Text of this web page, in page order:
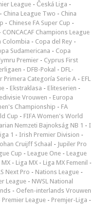
League - Česká Liga -
- China League Two - China
- Chinese FA Super Cup -
CONCACAF Champions League
Colombia - Copa del Rey -
Sudamericana - Copa
Premier - Cyprus First
- DFB-Pokal - DFL-
Primera Categoría Serie A - EFL
- Ekstraklasa - Eliteserien -
Vrouwen - Europa
Championship - FA
Cup - FIFA Women's World
Nemzeti Bajnokság NB 1 - I
1 - Irish Premier Division -
Cruijff Schaal - Jupiler Pro
Cup - League One - League
- Liga MX - Liga MX Femenil -
Next Pro - Nations League -
League - NWSL National
- Oefen-interlands Vrouwen
Premier League - Premjer-Liga -